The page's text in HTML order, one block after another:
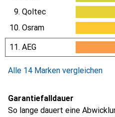
9. Qoltec
10. Osram
11. AEG
Alle 14 Marken vergleichen
Garantiefalldauer
So lange dauert eine